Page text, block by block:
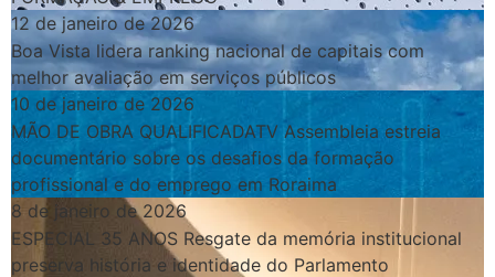
12 de janeiro de 2026
Boa Vista lidera ranking nacional de capitais com
melhor avaliação em serviços públicos
10 de janeiro de 2026
MÃO DE OBRA QUALIFICADATV Assembleia estreia
documentário sobre os desafios da formação
profissional e do emprego em Roraima
8 de janeiro de 2026
ESPECIAL 35 ANOS Resgate da memória institucional
preserva história e identidade do Parlamento